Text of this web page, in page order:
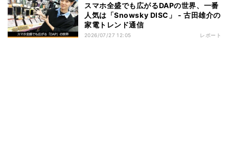
スマホ全盛でも広がるDAPの世界、一番
人気は「Snowsky DISC」 - 古田雄介の
家電トレンド通信
2026/07/27 12:05 レポート